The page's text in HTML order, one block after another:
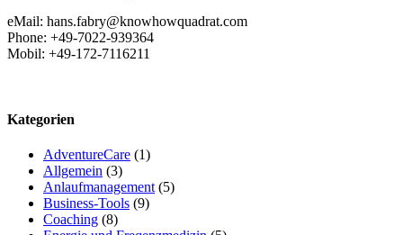
eMail: hans.fabry@knowhowquadrat.com
Phone: +49-7022-939364
Mobil: +49-172-7116211
Kategorien
AdventureCare (1)
Allgemein (3)
Anlaufmanagement (5)
Business-Tools (9)
Coaching (8)